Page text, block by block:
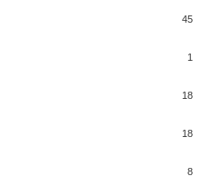
45
1
18
18
8